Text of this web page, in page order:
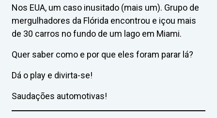
Nos EUA, um caso inusitado (mais um). Grupo de
mergulhadores da Flórida encontrou e içou mais
de 30 carros no fundo de um lago em Miami.
Quer saber como e por que eles foram parar lá?
Dá o play e divirta-se!
Saudações automotivas!